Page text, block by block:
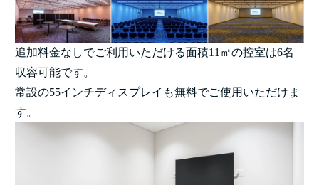
追加料金なしでご利用いただける面積11㎡の控室は6名
収容可能です。
常設の55インチディスプレイも無料でご使用いただけま
す。